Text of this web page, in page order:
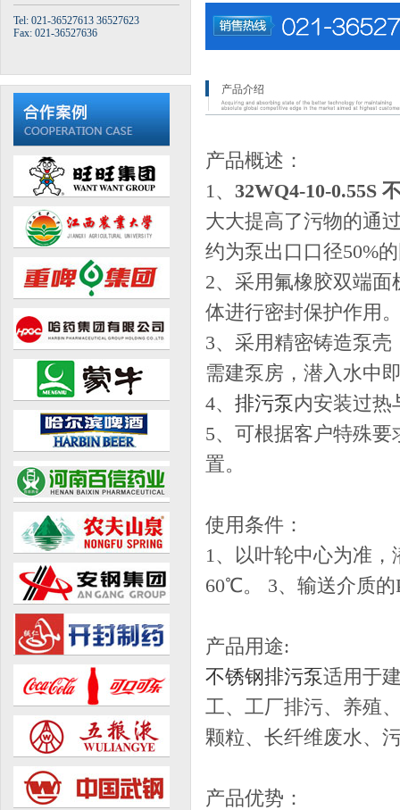
Tel: 021-36527613 36527623
Fax: 021-36527636
产品介绍
产品概述：
1、 32WQ4-10-0.55S
大大提高了污物的通
约为泵出口口径50%
2、采用氟橡胶双端
体进行密封保护作用
3、采用精密铸造泵
需建泵房，潜入水中
4、 排污泵内安装过热
5、可根据客户特殊
置。
使用条件：
1、以叶轮中心为准
60℃。 3、输送介质的
产品用途:
不锈钢排污泵适用于
工、工厂排污、养殖
颗粒、长纤维废水、
产品优势：